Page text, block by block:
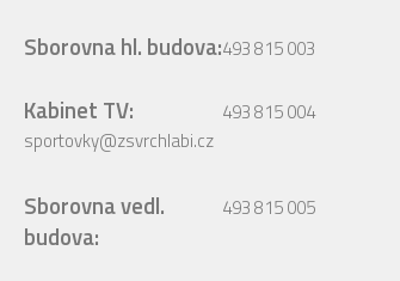
Sborovna hl. budova:493 815 003
Kabinet TV:
sportovky@zsvrchlabi.cz
493 815 004
Sborovna vedl.
budova:
493 815 005